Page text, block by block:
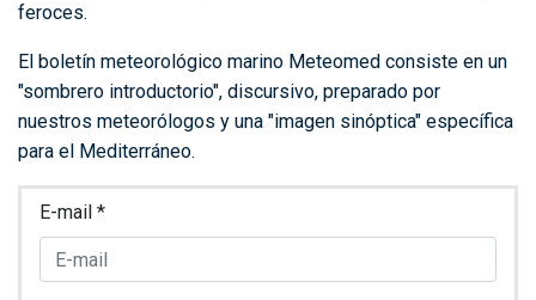
feroces.
El boletín meteorológico marino Meteomed consiste en un
"sombrero introductorio", discursivo, preparado por
nuestros meteorólogos y una "imagen sinóptica" específica
para el Mediterráneo.
E-mail *